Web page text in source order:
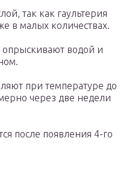
так как гаультерия
в малых количествах.
опрыскивают водой и
при температуре до
через две недели
после появления 4-го